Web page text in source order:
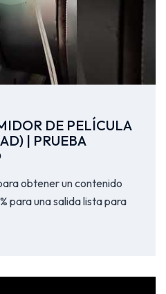
DE PELÍCULA
| PRUEBA
obtener un contenido
para una salida lista para